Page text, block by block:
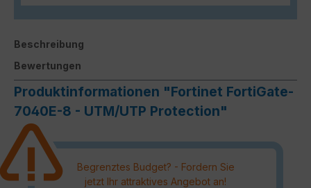
Beschreibung
Bewertungen
Produktinformationen "Fortinet FortiGate-
7040E-8 - UTM/UTP Protection"
Begrenztes Budget? - Fordern Sie
jetzt Ihr attraktives Angebot an!